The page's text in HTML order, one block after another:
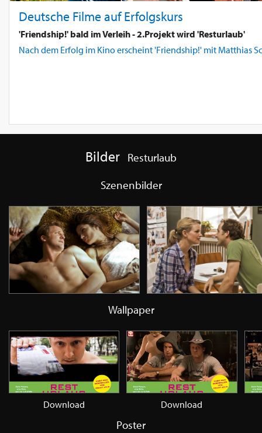
Deutsche Filme auf Erfolgskurs
'Friendship!' bald im Verleih - 2.Projekt wird 'Resturlaub'
Nach dem Erfolg im Kino erscheint 'Friendship!' mit Matthias
Bilder Resturlaub
Szenenbilder
Wallpaper
Download Download
Poster